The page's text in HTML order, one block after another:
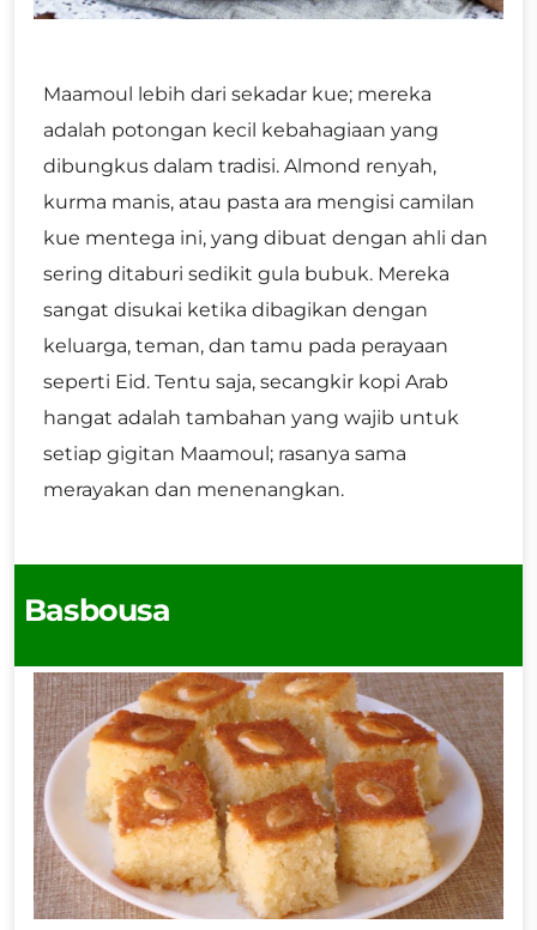
Maamoul lebih dari sekadar kue; mereka
adalah potongan kecil kebahagiaan yang
dibungkus dalam tradisi. Almond renyah,
kurma manis, atau pasta ara mengisi camilan
kue mentega ini, yang dibuat dengan ahli dan
sering ditaburi sedikit gula bubuk. Mereka
sangat disukai ketika dibagikan dengan
keluarga, teman, dan tamu pada perayaan
seperti Eid. Tentu saja, secangkir kopi Arab
hangat adalah tambahan yang wajib untuk
setiap gigitan Maamoul; rasanya sama
merayakan dan menenangkan.
Basbousa